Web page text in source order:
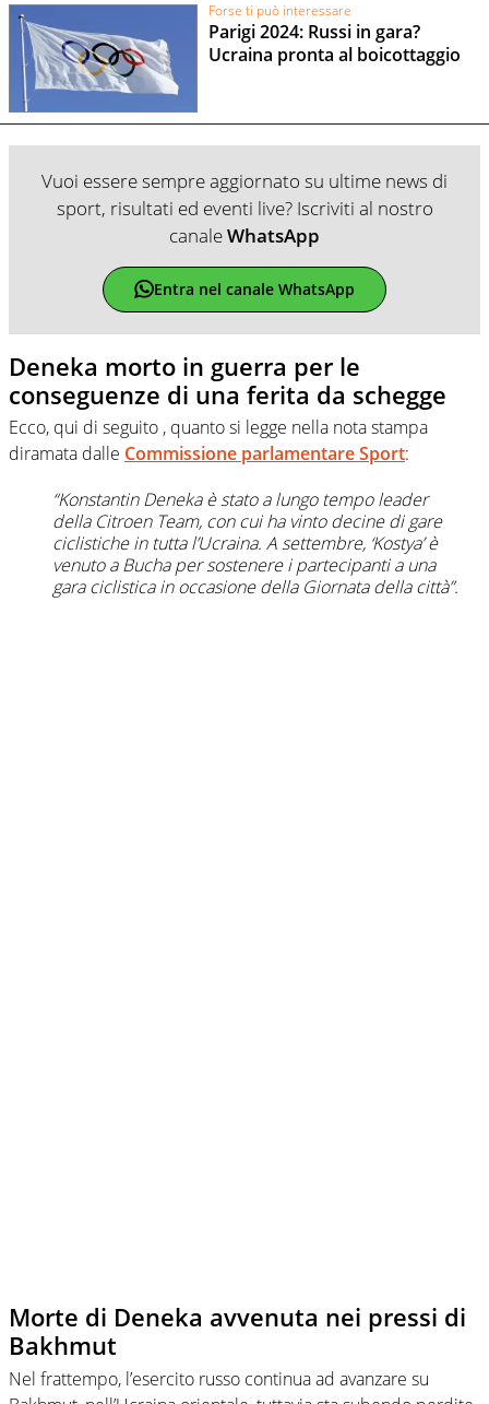
Forse ti può interessare
Parigi 2024: Russi in gara?
Ucraina pronta al boicottaggio
Vuoi essere sempre aggiornato su ultime news di
sport, risultati ed eventi live? Iscriviti al nostro
canaleWhatsApp
Entra nel canale WhatsApp
Deneka morto in guerra per le
conseguenze di una ferita da schegge
Ecco, qui di seguito , quanto si legge nella nota stampa
diramata dalle Commissione parlamentare Sport:
“Konstantin Deneka è stato a lungo tempo leader
della Citroen Team, con cui ha vinto decine di gare
ciclistiche in tutta l’Ucraina. A settembre, ‘Kostya’ è
venuto a Bucha per sostenere i partecipanti a una
gara ciclistica in occasione della Giornata della città”.
Morte di Deneka avvenuta nei pressi di
Bakhmut
Nel frattempo, l’esercito russo continua ad avanzare su